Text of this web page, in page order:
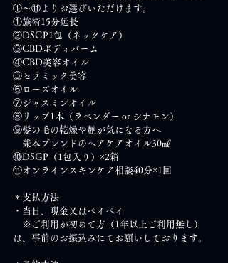
①～⑪よりお選びいただけます。
①施術15分延長
②DSGP1包（ネックケア）
③CBDボディバーム
④CBD美容オイル
⑤セラミック美容
⑥ローズオイル
⑦ジャスミンオイル
⑧リップ1本（ラベンダー or シナモン）
⑨髪の毛の乾燥や艶が気になる方へ
兼本ブレンドのヘアケアオイル30㎖
⑩DSGP（1包入り）×2箱
⑪オンラインスキンケア相談40分×1回
＊支払方法
・当日、現金又はペイペイ
※ご利用が初めて方（1年以上ご利用無し）
は、事前のお振込みにてお願いしております。